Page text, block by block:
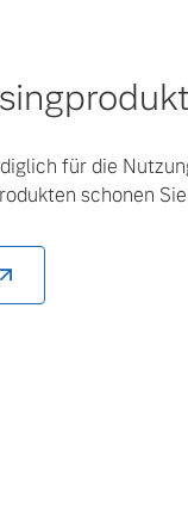
für die
schonen